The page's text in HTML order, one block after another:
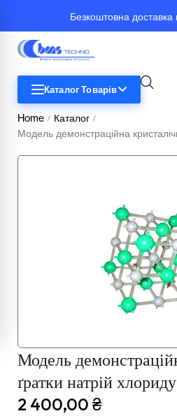
Безкоштовна доставка
Каталог Товарів
STEM
Комп'ютерна
Меблі
Home / Каталог /
Модель демонстраційна
Модель
ґратки натрій хлориду
2 400,00 ₴